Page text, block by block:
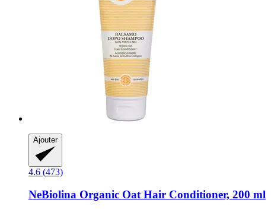
Ajouter
4.6 (473)
NeBiolina Organic Oat Hair Conditioner, 200 ml